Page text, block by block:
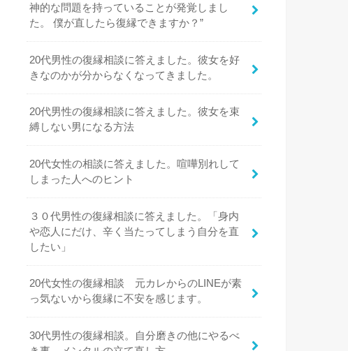
神的な問題を持っていることが発覚しまし
た。 僕が直したら復縁できますか？”
20代男性の復縁相談に答えました。彼女を好
きなのかが分からなくなってきました。
20代男性の復縁相談に答えました。彼女を束
縛しない男になる方法
20代女性の相談に答えました。喧嘩別れして
しまった人へのヒント
３０代男性の復縁相談に答えました。「身内
や恋人にだけ、辛く当たってしまう自分を直
したい」
20代女性の復縁相談 元カレからのLINEが素
っ気ないから復縁に不安を感じます。
30代男性の復縁相談。自分磨きの他にやるべ